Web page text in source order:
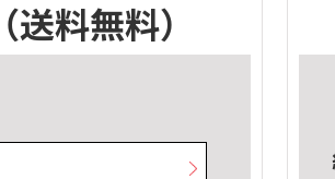
（送料無料）